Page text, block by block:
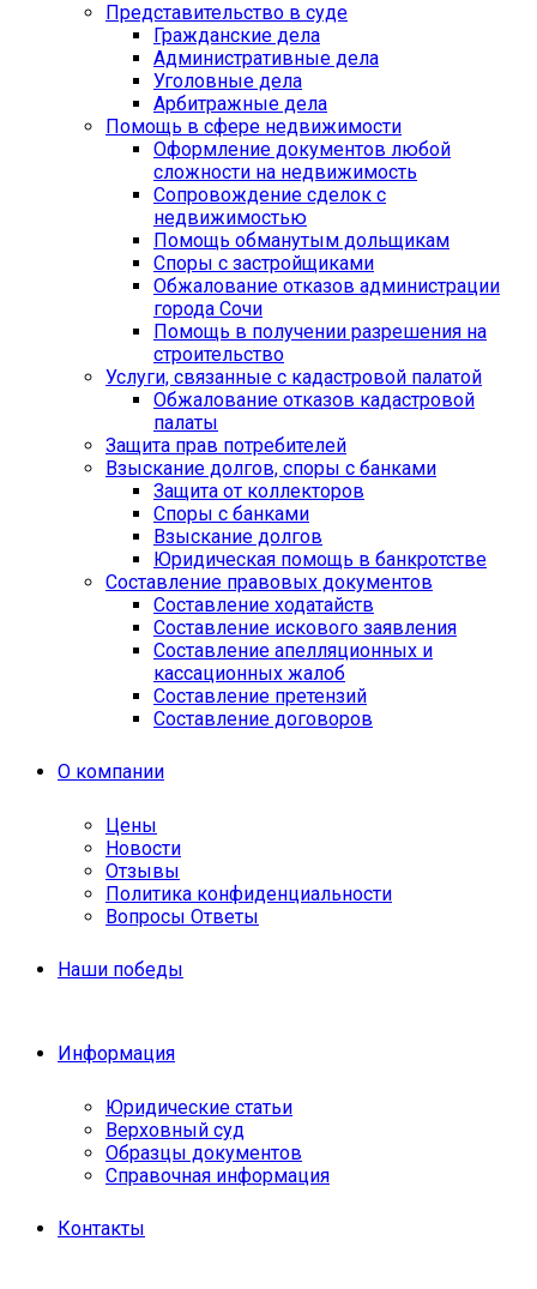
Представительство в суде
Гражданские дела
Административные дела
Уголовные дела
Арбитражные дела
Помощь в сфере недвижимости
Оформление документов любой
сложности на недвижимость
Сопровождение сделок с
недвижимостью
Помощь обманутым дольщикам
Споры с застройщиками
Обжалование отказов администрации
города Сочи
Помощь в получении разрешения на
строительство
Услуги, связанные с кадастровой палатой
Обжалование отказов кадастровой
палаты
Защита прав потребителей
Взыскание долгов, споры с банками
Защита от коллекторов
Споры с банками
Взыскание долгов
Юридическая помощь в банкротстве
Составление правовых документов
Составление ходатайств
Составление искового заявления
Составление апелляционных и
кассационных жалоб
Cоставление претензий
Составление договоров
О компании
Цены
Новости
Отзывы
Политика конфиденциальности
Вопросы Ответы
Наши победы
Информация
Юридические статьи
Верховный суд
Образцы документов
Справочная информация
Контакты